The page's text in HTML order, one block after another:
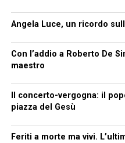
Angela Luce, un ricordo
Con l’addio a Roberto De
maestro
Il concerto-vergogna: il
piazza del Gesù
Feriti a morte ma vivi.